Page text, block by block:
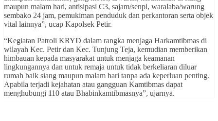
maupun malam hari, antisipasi C3, sajam/senpi, waralaba/warung
sembako 24 jam, pemukiman penduduk dan perkantoran serta objek
vital lainnya”, ucap Kapolsek Petir.
“Kegiatan Patroli KRYD dalam rangka menjaga Harkamtibmas di
wilayah Kec. Petir dan Kec. Tunjung Teja, kemudian memberikan
himbauan kepada masyarakat untuk menjaga keamanan
lingkungannya dan untuk remaja untuk tidak berkeliaran diluar
rumah baik siang maupun malam hari tanpa ada keperluan penting.
Apabila terjadi kejahatan atau gangguan Kamtibmas dapat
menghubungi 110 atau Bhabinkamtibmasnya”, ujarnya.